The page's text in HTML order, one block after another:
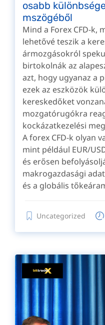
osabb
mszögéből
Mind a Forex CFD-k,
lehetővé teszik a
ármozgásokról
birtokolnák az
azt, hogy ugyanaz a
ezek az eszközök
kereskedőket
mozgatórugókra
kockázatkezelési
A forex CFD-k olyan
mint például EUR/
és erősen
makrogazdasági
és a globális
Uncategorized